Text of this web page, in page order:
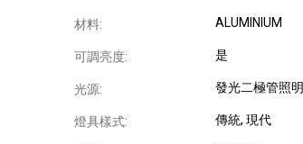
材料: ALUMINIUM
可調亮度: 是
光源: 發光二極管照明
燈具樣式: 傳統, 現代